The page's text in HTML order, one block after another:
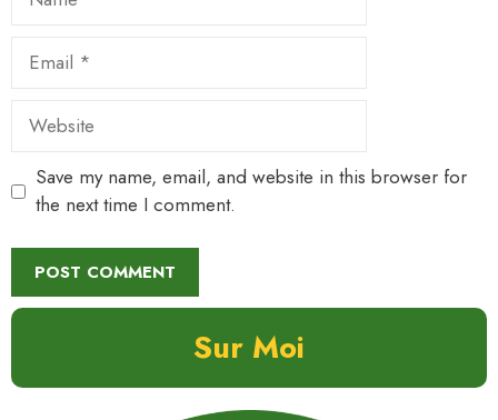
Email
Website
Save my name, email, and website in this browser for
the next time I comment.
Sur Moi